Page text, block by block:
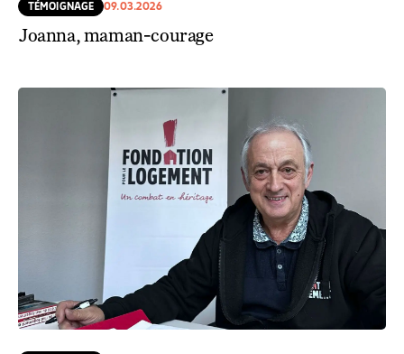
TÉMOIGNAGE 09.03.2026
Joanna, maman-courage